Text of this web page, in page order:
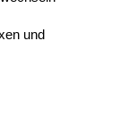
und